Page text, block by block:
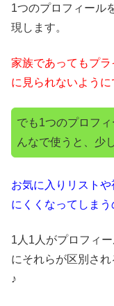
1つのプロフィール
現します。
家族であってもプ
に見られないように
でも1つのプロフ
んなで使うと、少
お気に入りリスト
にくくなってしまう
1人1人がプロフィ
にそれらが区別さ
♪